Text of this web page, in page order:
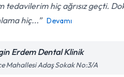
tedavilerim hiç ağrısız geçti.
hiç...
Devamı
Erdem Dental Klinik
Mahallesi Adaş Sokak No:3/A